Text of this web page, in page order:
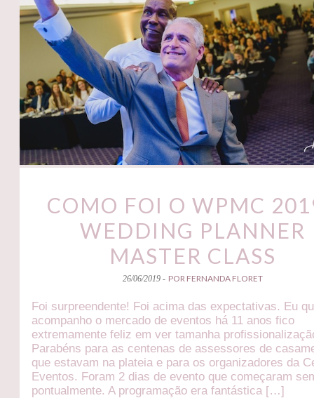
COMO FOI O WPMC
WEDDING PLANNER
MASTER CLASS
26/06/2019 - POR FERNANDA FLORET
Foi surpreendente! Foi acima das expectativas. Eu
acompanho o mercado de eventos há 11 anos fico
extremamente feliz em ver tamanha
Parabéns para as centenas de assessores de
que estavam na plateia e para os organizadores da
Eventos. Foram 2 dias de evento que começaram
pontualmente. A programação era fantástica […]